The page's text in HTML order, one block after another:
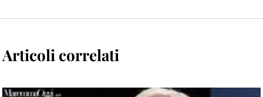
Articoli correlati